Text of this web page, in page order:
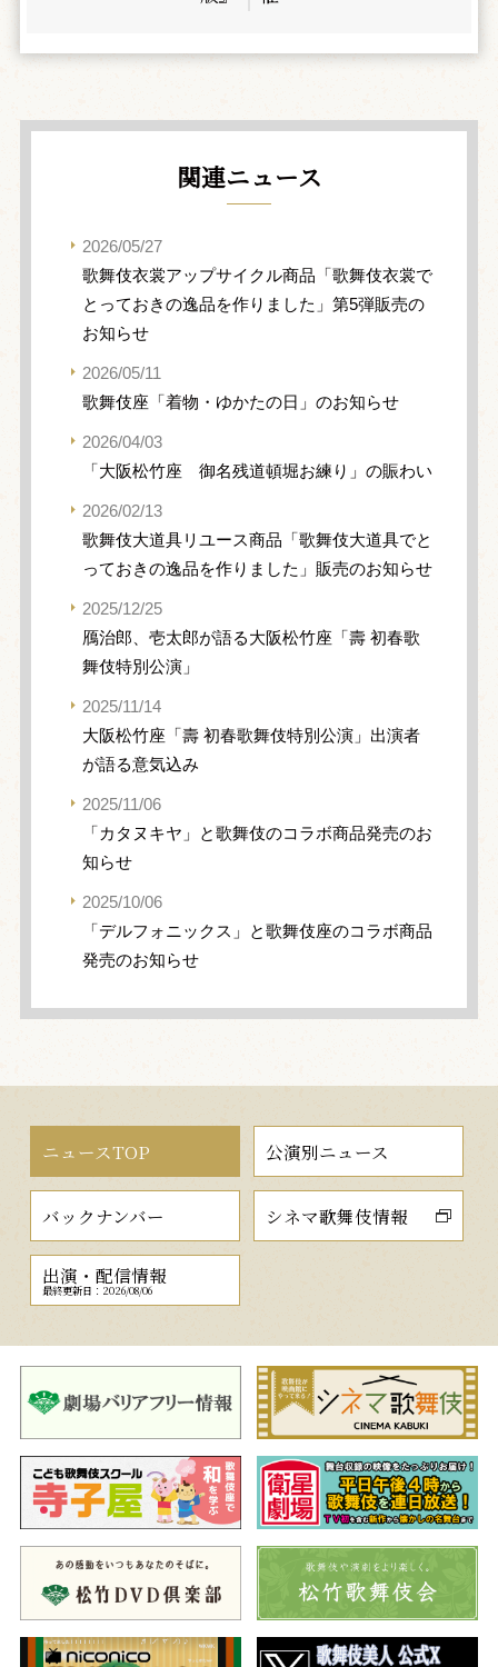
関連ニュース
2026/05/27
歌舞伎衣裳アップサイクル商品「歌舞伎衣裳で
とっておきの逸品を作りました」第5弾販売の
お知らせ
2026/05/11
歌舞伎座「着物・ゆかたの日」のお知らせ
2026/04/03
「大阪松竹座 御名残道頓堀お練り」の賑わい
2026/02/13
歌舞伎大道具リユース商品「歌舞伎大道具でと
っておきの逸品を作りました」販売のお知らせ
2025/12/25
鴈治郎、壱太郎が語る大阪松竹座「壽 初春歌
舞伎特別公演」
2025/11/14
大阪松竹座「壽 初春歌舞伎特別公演」出演者
が語る意気込み
2025/11/06
「カタヌキヤ」と歌舞伎のコラボ商品発売のお
知らせ
2025/10/06
「デルフォニックス」と歌舞伎座のコラボ商品
発売のお知らせ
ニュースTOP 公演別ニュース
バックナンバー シネマ歌舞伎情報
出演・配信情報
最終更新日：2026/08/06